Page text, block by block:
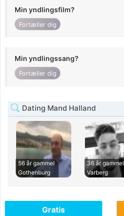
Min yndlingsfilm?
Fortæller dig
Min yndlingssang?
Fortæller dig
Dating Mand Halland
56 år gammel
Gothenburg
36 år gammel
Varberg
Gratis